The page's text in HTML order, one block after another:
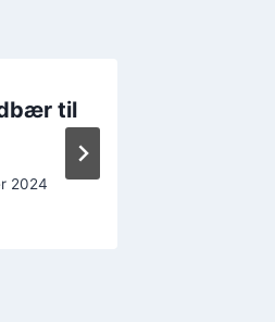
til
2024